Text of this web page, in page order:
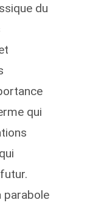
du
qui
parabole